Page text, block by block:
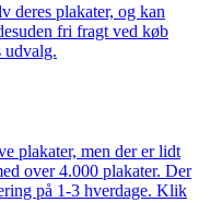
deres plakater, og kan
fri fragt ved køb
udvalg.
plakater, men der er lidt
over 4.000 plakater. Der
på 1-3 hverdage. Klik